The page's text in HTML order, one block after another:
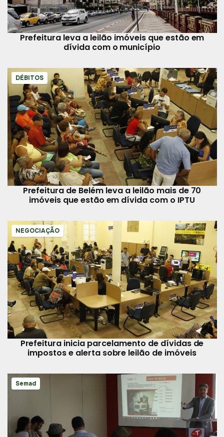
Prefeitura leva a leilão imóveis que estão em
dívida com o município
DÉBITOS
Prefeitura de Belém leva a leilão mais de 70
imóveis que estão em dívida com o IPTU
NEGOCIAÇÃO
Prefeitura inicia parcelamento de dívidas de
impostos e alerta sobre leilão de imóveis
Semad